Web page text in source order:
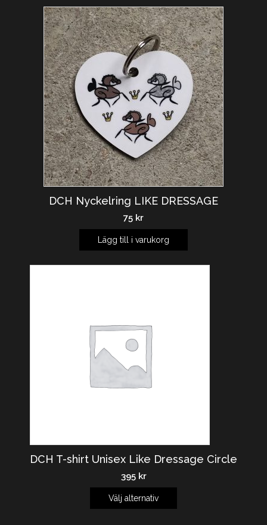
DCH Nyckelring LIKE DRESSAGE
75 kr
Lägg till i varukorg
DCH T-shirt Unisex Like Dressage Circle
395 kr
Välj alternativ